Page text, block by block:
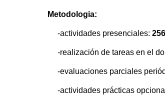
Metodologia:
-actividades presenciales: 256
-realización de tareas en el
-evaluaciones parciales
-actividades prácticas